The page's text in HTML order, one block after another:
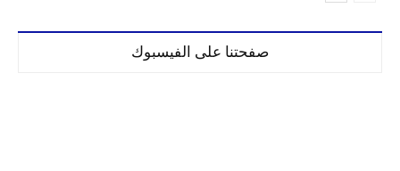
صفحتنا على الفيسبوك